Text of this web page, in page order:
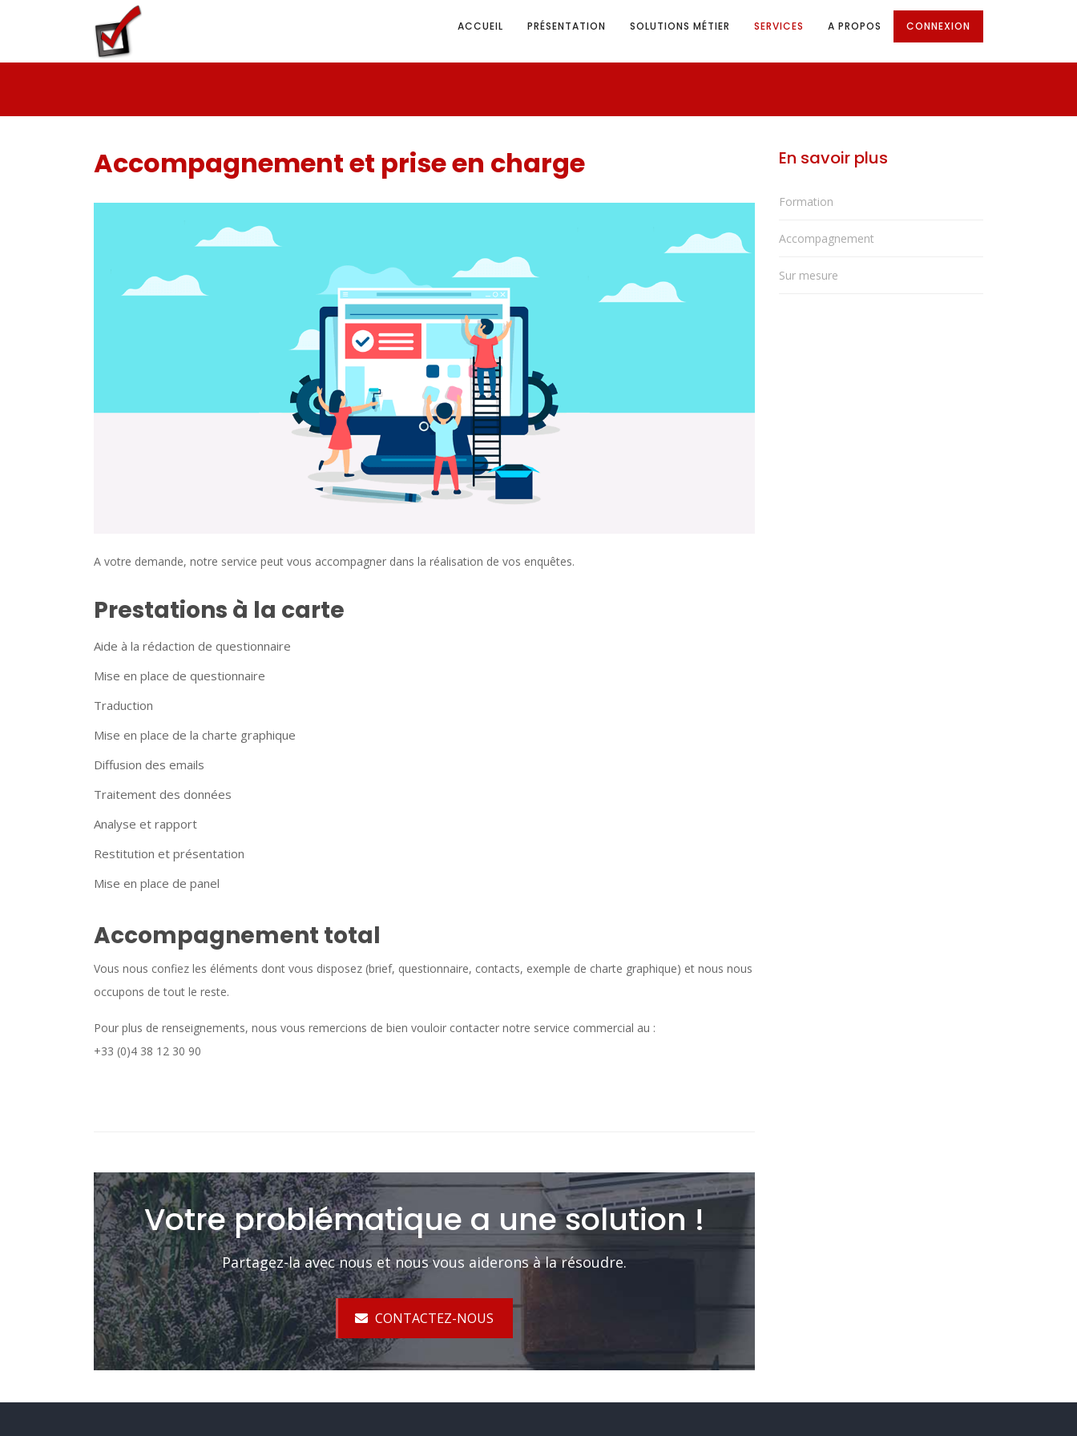
ACCUEIL PRÉSENTATION SOLUTIONS MÉTIER SERVICES A PROPOS CONNEXION
Accompagnement et prise en charge
A votre demande, notre service peut vous accompagner dans la réalisation de vos enquêtes.
Prestations à la carte
Aide à la rédaction de questionnaire
Mise en place de questionnaire
Traduction
Mise en place de la charte graphique
Diffusion des emails
Traitement des données
Analyse et rapport
Restitution et présentation
Mise en place de panel
Accompagnement total
Vous nous confiez les éléments dont vous disposez (brief, questionnaire, contacts, exemple de charte graphique) et nous nous
occupons de tout le reste.
Pour plus de renseignements, nous vous remercions de bien vouloir contacter notre service commercial au :
+33 (0)4 38 12 30 90
Votre problématique a une solution !
Partagez-la avec nous et nous vous aiderons à la résoudre.
CONTACTEZ-NOUS
En savoir plus
Formation
Accompagnement
Sur mesure